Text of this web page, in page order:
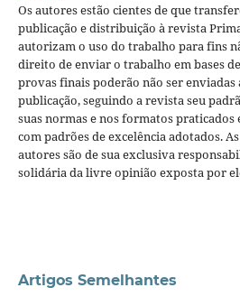
Os autores estão cientes de que
publicação e distribuição à revista
autorizam o uso do trabalho para fins
direito de enviar o trabalho em bases
provas finais poderão não ser enviadas
publicação, seguindo a revista seu
suas normas e nos formatos praticados
com padrões de excelência adotados.
autores são de sua exclusiva
solidária da livre opinião exposta por
Artigos Semelhantes